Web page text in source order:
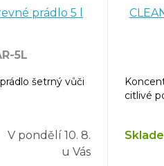
prádlo 5 l
5L
šetrný vůči
V pondělí 10. 8.
u Vás
citlivé